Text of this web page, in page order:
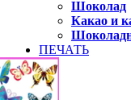
Шоколад
Какао и
ПЕЧАТЬ